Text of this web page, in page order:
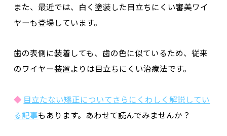
また、最近では、白く塗装した目立ちにくい審美ワイ
ヤーも登場しています。
歯の表側に装着しても、歯の色に似ているため、従来
のワイヤー装置よりは目立ちにくい治療法です。
◆ 目立たない矯正についてさらにくわしく解説してい
る記事もあります。あわせて読んでみませんか？